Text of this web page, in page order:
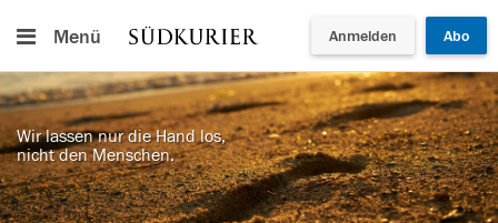
Menü Anmelden Abo
Wir lassen nur die Hand los,
nicht den Menschen.